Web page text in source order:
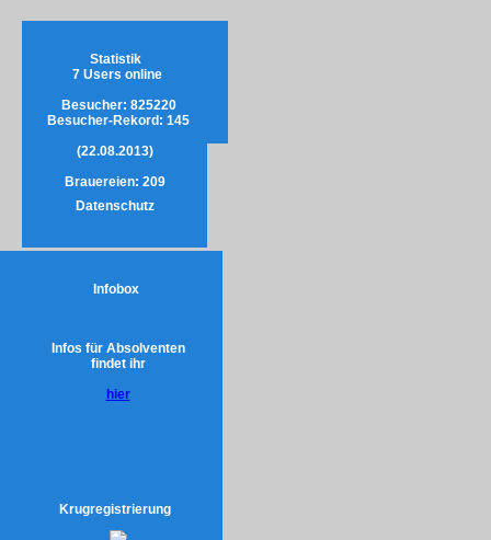
Statistik
7 Users online
Besucher: 825220
Besucher-Rekord: 145
(22.08.2013)
Brauereien: 209
Datenschutz
Infobox
Infos für Absolventen
findet ihr
hier
Krugregistrierung